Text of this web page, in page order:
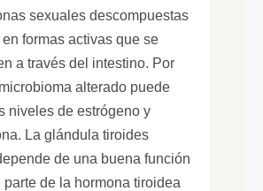
sexuales descompuestas
formas activas que se
a través del intestino. Por
alterado puede
niveles de estrógeno y
La glándula tiroides
de una buena función
parte de la hormona tiroidea